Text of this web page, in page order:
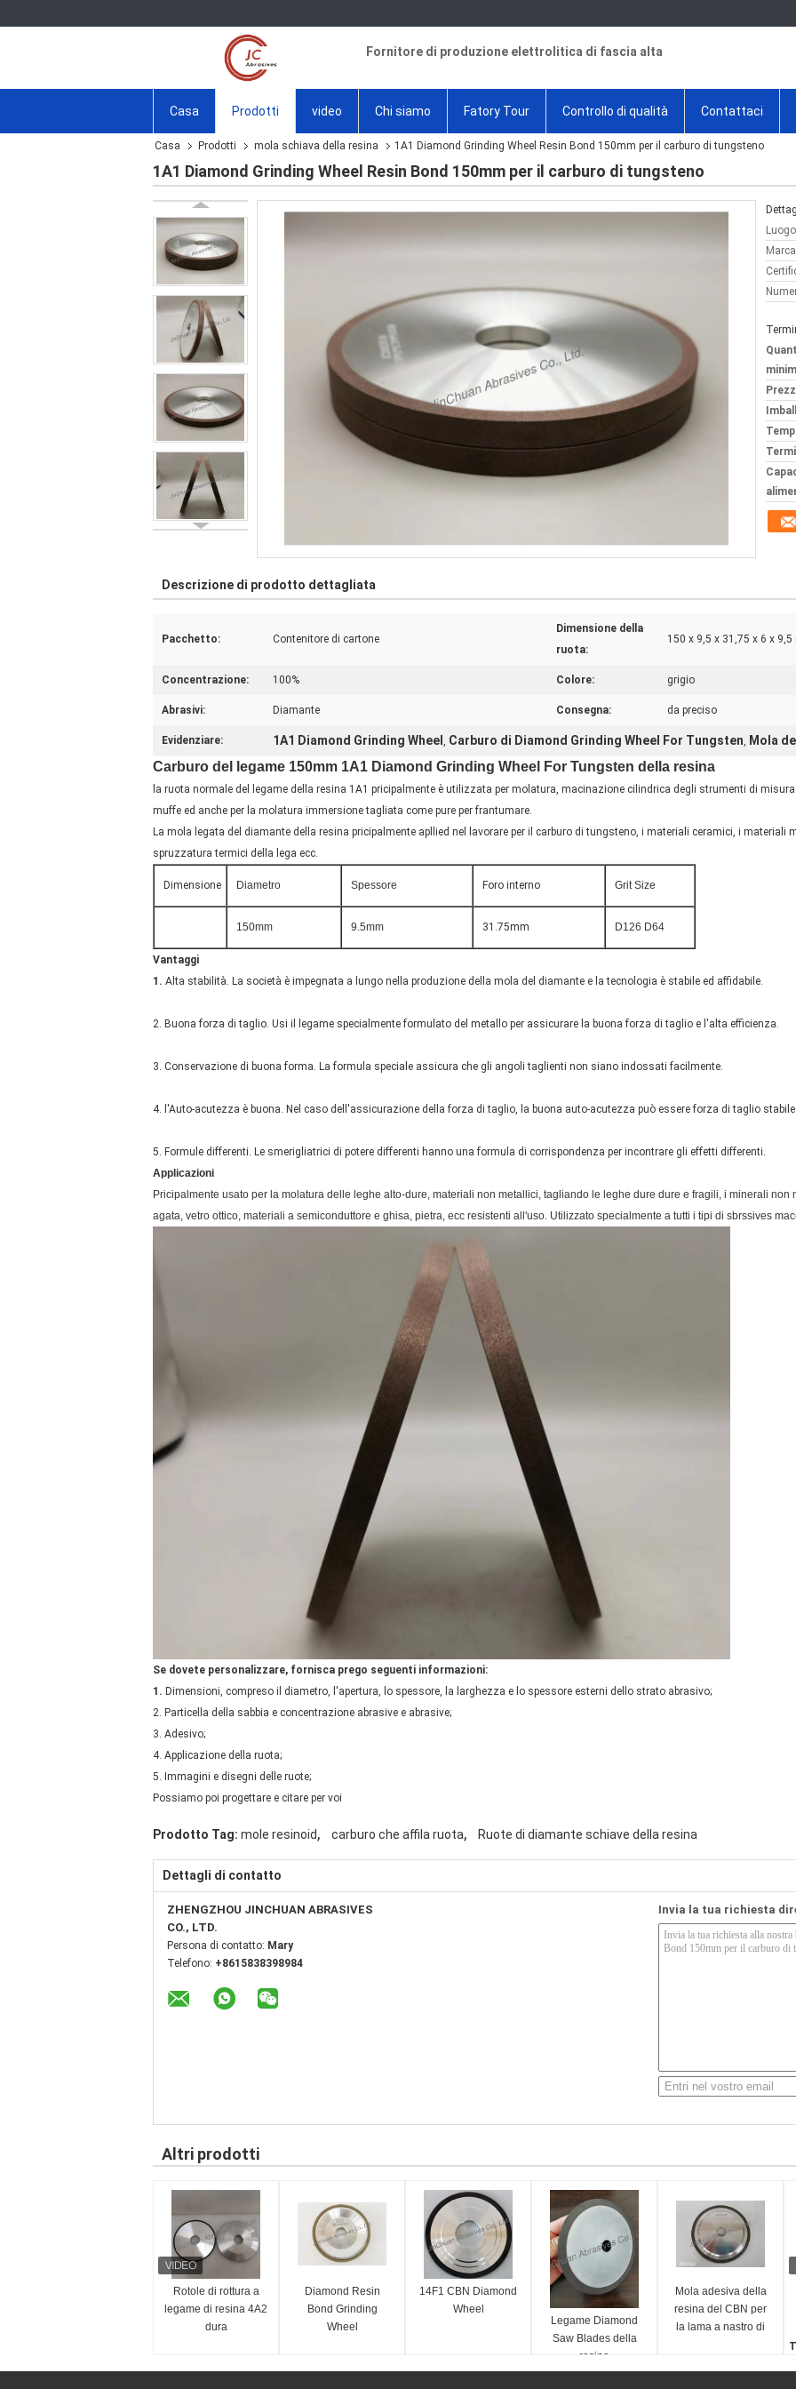
Fornitore di produzione elettrolitica di fascia alta
Casa Prodotti video Chi siamo Fatory Tour Controllo di qualità Contattaci
Casa Prodotti mola schiava della resina 1A1 Diamond Grinding Wheel Resin Bond 150mm per il carburo di tungsteno
1A1 Diamond Grinding Wheel Resin Bond 150mm per il carburo di tungsteno
Descrizione di prodotto dettagliata
Pacchetto: Contenitore di cartone
Dimensione della
ruota:
150 x 9,5 x 31,75 x 6 x 9,5
Concentrazione: 100% Colore: grigio
Abrasivi: Diamante Consegna: da preciso
Evidenziare: 1A1 Diamond Grinding Wheel , Carburo di Diamond Grinding Wheel For Tungsten, Mola
Carburo del legame 150mm 1A1 Diamond Grinding Wheel For Tungsten della resina
la ruota normale del legame della resina 1A1 pricipalmente è utilizzata per molatura, macinazione cilindrica degli strumenti di
muffe ed anche per la molatura immersione tagliata come pure per frantumare.
La mola legata del diamante della resina pricipalmente apllied nel lavorare per il carburo di tungsteno, i materiali ceramici, i materiali
spruzzatura termici della lega ecc.
Dimensione Diametro Spessore Foro interno Grit Size
150mm 9.5mm 31.75mm D126 D64
Vantaggi
1. Alta stabilità. La società è impegnata a lungo nella produzione della mola del diamante e la tecnologia è stabile ed affidabile.
2. Buona forza di taglio. Usi il legame specialmente formulato del metallo per assicurare la buona forza di taglio e l'alta efficienza.
3. Conservazione di buona forma. La formula speciale assicura che gli angoli taglienti non siano indossati facilmente.
4. l'Auto-acutezza è buona. Nel caso dell'assicurazione della forza di taglio, la buona auto-acutezza può essere forza di taglio
5. Formule differenti. Le smerigliatrici di potere differenti hanno una formula di corrispondenza per incontrare gli effetti differenti.
Applicazioni
Pricipalmente usato per la molatura delle leghe alto-dure, materiali non metallici, tagliando le leghe dure dure e fragili, i minerali
agata, vetro ottico, materiali a semiconduttore e ghisa, pietra, ecc resistenti all'uso. Utilizzato specialmente a tutti i tipi di sbrssives
Se dovete personalizzare, fornisca prego seguenti informazioni:
1. Dimensioni, compreso il diametro, l'apertura, lo spessore, la larghezza e lo spessore esterni dello strato abrasivo;
2. Particella della sabbia e concentrazione abrasive e abrasive;
3. Adesivo;
4. Applicazione della ruota;
5. Immagini e disegni delle ruote;
Possiamo poi progettare e citare per voi
Prodotto Tag: mole resinoid, carburo che affila ruota, Ruote di diamante schiave della resina
Dettagli di contatto
ZHENGZHOU JINCHUAN ABRASIVES
CO., LTD.
Persona di contatto: Mary
Telefono: +8615838398984
Invia la tua richiesta
Altri prodotti
Rotole di rottura a
legame di resina 4A2
dura
Diamond Resin
Bond Grinding
Wheel
14F1 CBN Diamond
Wheel
Legame Diamond
Saw Blades della
resina
Mola adesiva della
resina del CBN per
la lama a nastro di